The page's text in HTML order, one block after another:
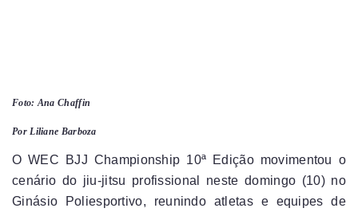
Foto: Ana Chaffin
Por Liliane Barboza
O WEC BJJ Championship 10ª Edição movimentou o
cenário do jiu-jitsu profissional neste domingo (10) no
Ginásio Poliesportivo, reunindo atletas e equipes de